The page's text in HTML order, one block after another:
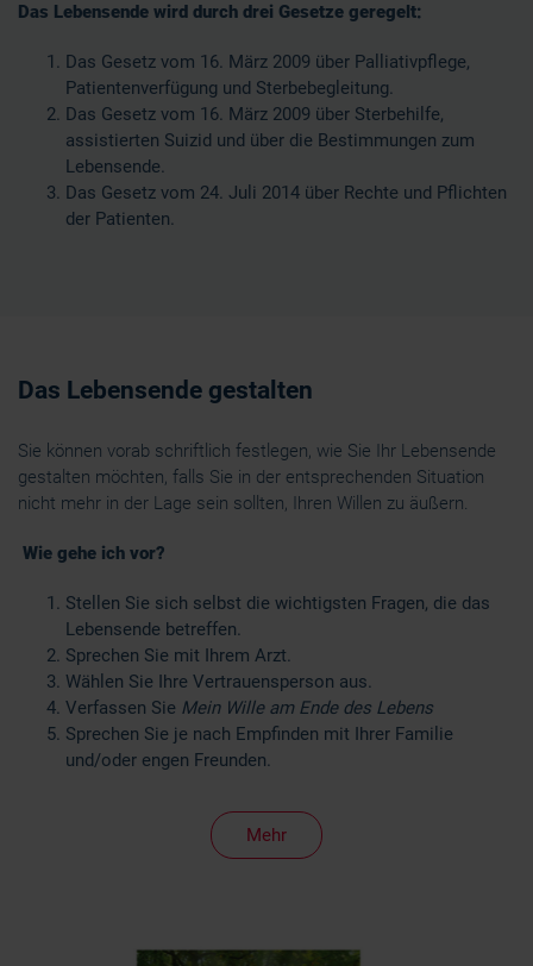
Das Lebensende wird durch drei Gesetze geregelt:
Das Gesetz vom 16. März 2009 über Palliativpflege,
Patientenverfügung und Sterbebegleitung.
Das Gesetz vom 16. März 2009 über Sterbehilfe,
assistierten Suizid und über die Bestimmungen zum
Lebensende.
Das Gesetz vom 24. Juli 2014 über Rechte und Pflichten
der Patienten.
Das Lebensende gestalten
Sie können vorab schriftlich festlegen, wie Sie Ihr Lebensende
gestalten möchten, falls Sie in der entsprechenden Situation
nicht mehr in der Lage sein sollten, Ihren Willen zu äußern.
Wie gehe ich vor?
Stellen Sie sich selbst die wichtigsten Fragen, die das
Lebensende betreffen.
Sprechen Sie mit Ihrem Arzt.
Wählen Sie Ihre Vertrauensperson aus.
Verfassen Sie Mein Wille am Ende des Lebens
Sprechen Sie je nach Empfinden mit Ihrer Familie
und/oder engen Freunden.
Mehr